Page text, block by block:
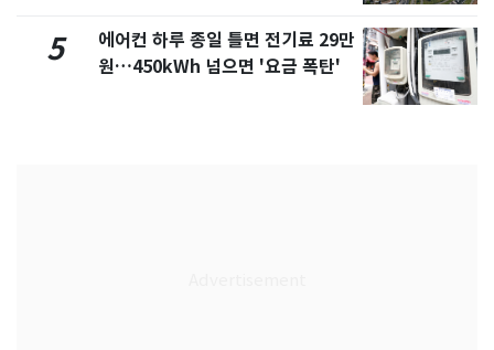
5
에어컨 하루 종일 틀면 전기료 29만
원…450kWh 넘으면 '요금 폭탄'